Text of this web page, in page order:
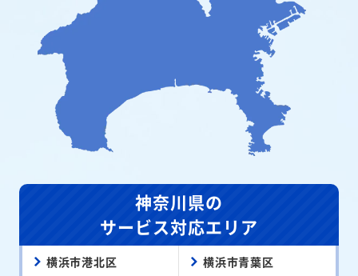
神奈川県の
サービス対応エリア
横浜市港北区 横浜市青葉区